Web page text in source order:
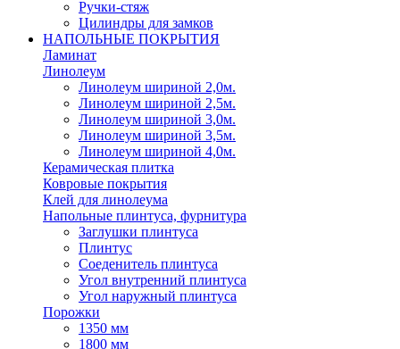
Ручки-стяж
Цилиндры для замков
НАПОЛЬНЫЕ ПОКРЫТИЯ
Ламинат
Линолеум
Линолеум шириной 2,0м.
Линолеум шириной 2,5м.
Линолеум шириной 3,0м.
Линолеум шириной 3,5м.
Линолеум шириной 4,0м.
Керамическая плитка
Ковровые покрытия
Клей для линолеума
Напольные плинтуса, фурнитура
Заглушки плинтуса
Плинтус
Соеденитель плинтуса
Угол внутренний плинтуса
Угол наружный плинтуса
Порожки
1350 мм
1800 мм